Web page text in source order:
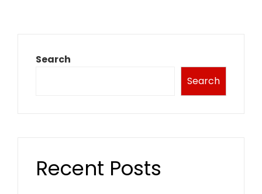
Search
Search
Recent Posts